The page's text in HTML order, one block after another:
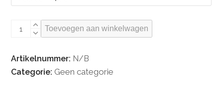
Boek
aantal
Toevoegen aan winkelwagen
Artikelnummer: N/B
Categorie: Geen categorie